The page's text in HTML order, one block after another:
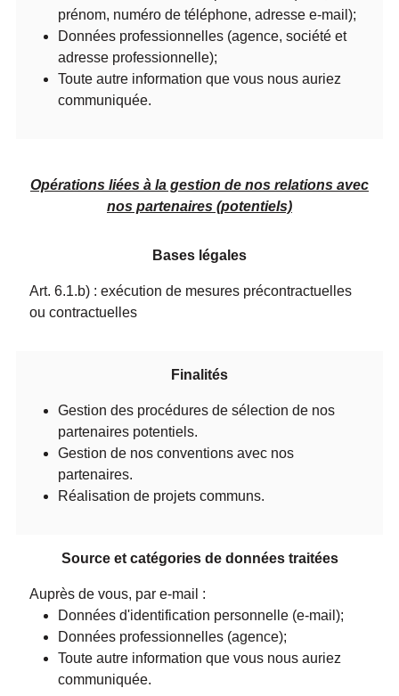
prénom, numéro de téléphone, adresse e-mail);
Données professionnelles (agence, société et
adresse professionnelle);
Toute autre information que vous nous auriez
communiquée.
Opérations liées à la gestion de nos relations avec
nos partenaires (potentiels)
Bases légales
Art. 6.1.b) : exécution de mesures précontractuelles
ou contractuelles
Finalités
Gestion des procédures de sélection de nos
partenaires potentiels.
Gestion de nos conventions avec nos
partenaires.
Réalisation de projets communs.
Source et catégories de données traitées
Auprès de vous, par e-mail :
Données d'identification personnelle (e-mail);
Données professionnelles (agence);
Toute autre information que vous nous auriez
communiquée.